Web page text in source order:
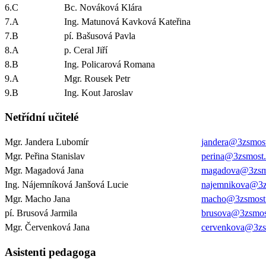
6.C
Bc. Nováková Klára
7.A
Ing. Matunová Kavková Kateřina
7.B
pí. Bašusová Pavla
8.A
p. Ceral Jiří
8.B
Ing. Policarová Romana
9.A
Mgr. Rousek Petr
9.B
Ing. Kout Jaroslav
Netřídní učitelé
Mgr. Jandera Lubomír
Mgr. Peřina Stanislav
Mgr. Magadová Jana
Ing. Nájemníková Janšová Lucie
Mgr. Macho Jana
pí. Brusová Jarmila
Mgr. Červenková Jana
Asistenti pedagoga